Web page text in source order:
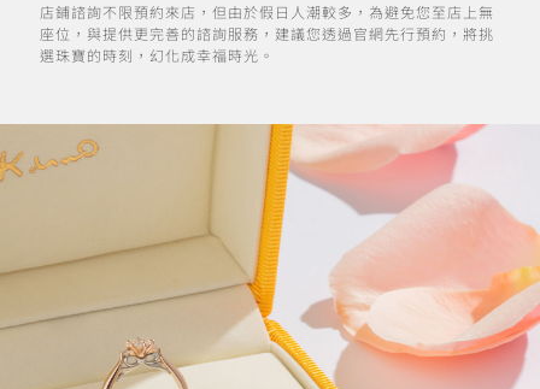
店鋪諮詢不限預約來店，但由於假日人潮較多，為避免您至店上無
座位，與提供更完善的諮詢服務，建議您透過官網先行預約，將挑
選珠寶的時刻，幻化成幸福時光。